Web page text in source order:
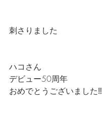
刺さりました
ハコさん
デビュー50周年
おめでとうございました‼️